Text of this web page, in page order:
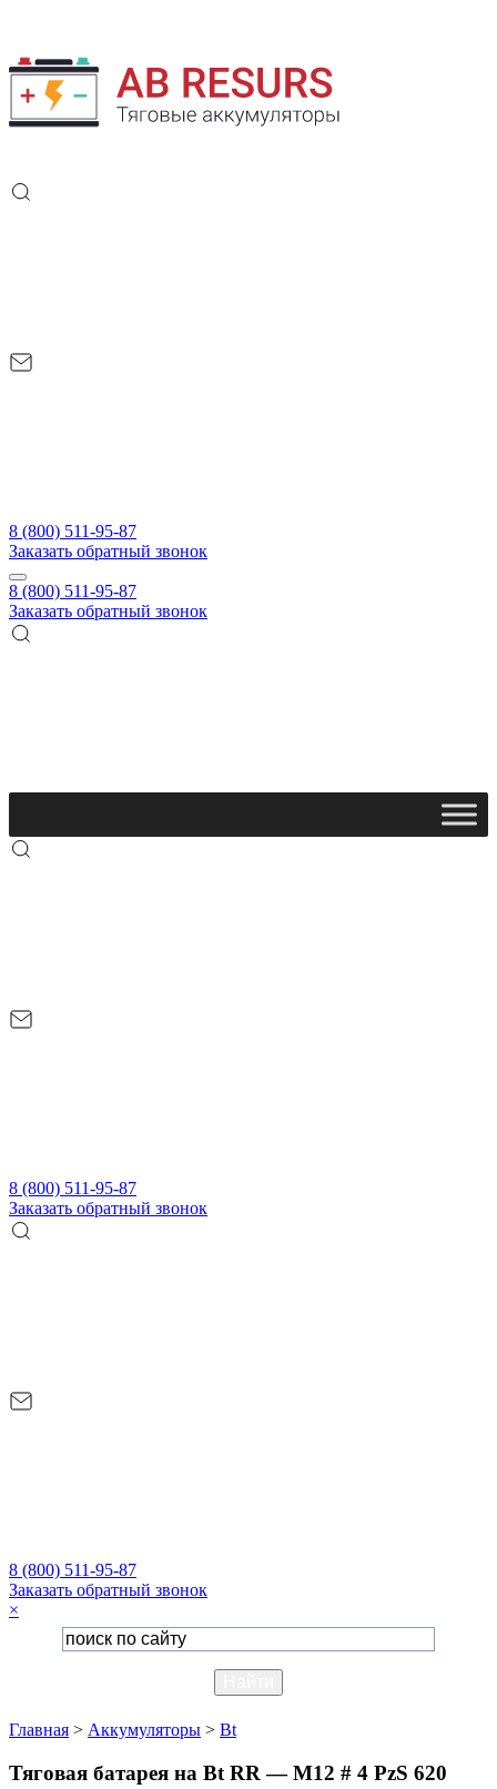
8 (800) 511-95-87
Заказать обратный звонок
8 (800) 511-95-87
Заказать обратный звонок
8 (800) 511-95-87
Заказать обратный звонок
8 (800) 511-95-87
Заказать обратный звонок
×
Главная > Аккумуляторы > Bt
Тяговая батарея на Bt RR — M12 # 4 PzS 620